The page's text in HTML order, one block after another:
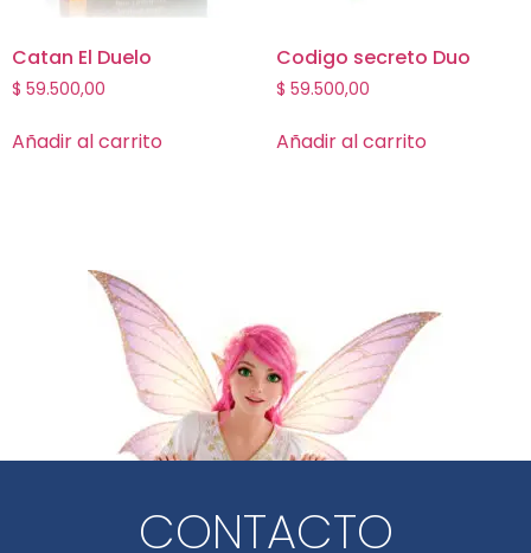
Catan El Duelo
$ 59.500,00
Añadir al carrito
Codigo secreto Duo
$ 59.500,00
Añadir al carrito
CONTACTO